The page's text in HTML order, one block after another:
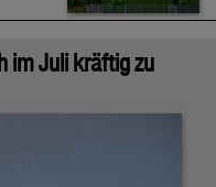
im Juli kräftig zu